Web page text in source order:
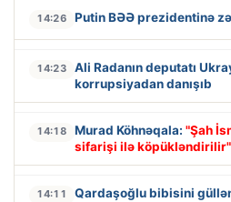
14:26 Putin BƏƏ prezidentinə
14:23
Ali Radanın deputatı
korrupsiyadan danışıb
14:18 Murad Köhnəqala: "Şah
sifarişi ilə köpükləndirilir"
14:11 Qardaşoğlu bibisini